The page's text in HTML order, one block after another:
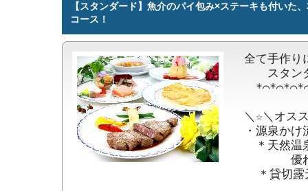
【スタンダード】魚介のパイ包み×ステーキも付いた
コース！
全て手作り
スタン
＼☆＼オス
・源泉か
＊天然温
優れた